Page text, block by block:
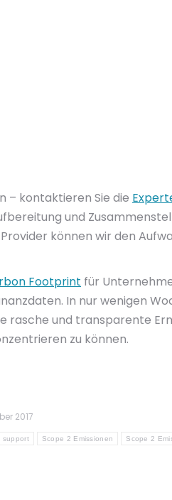
– kontaktieren Sie die
und
können wir den
Footprint für
In nur wenigen
rasche und transparente
zu können.
2017
support Scope 2 Emissionen Scope 2